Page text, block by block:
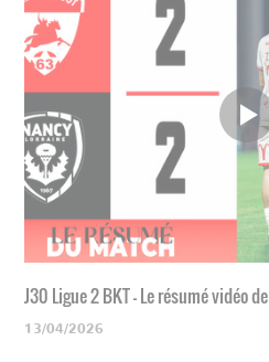
J30 Ligue 2 BKT - Le résumé vidéo
13/04/2026